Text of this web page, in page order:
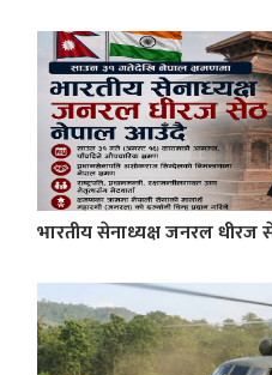
भारतीय सेनाध्यक्ष जनरल